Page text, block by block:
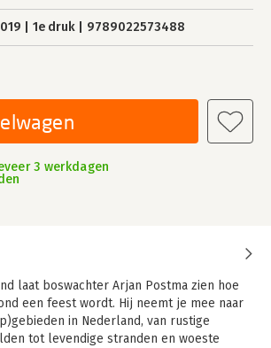
1e druk 9789022573488
3 werkdagen
laat boswachter Arjan Postma zien hoe
een feest wordt. Hij neemt je mee naar
in Nederland, van rustige
tot levendige stranden en woeste